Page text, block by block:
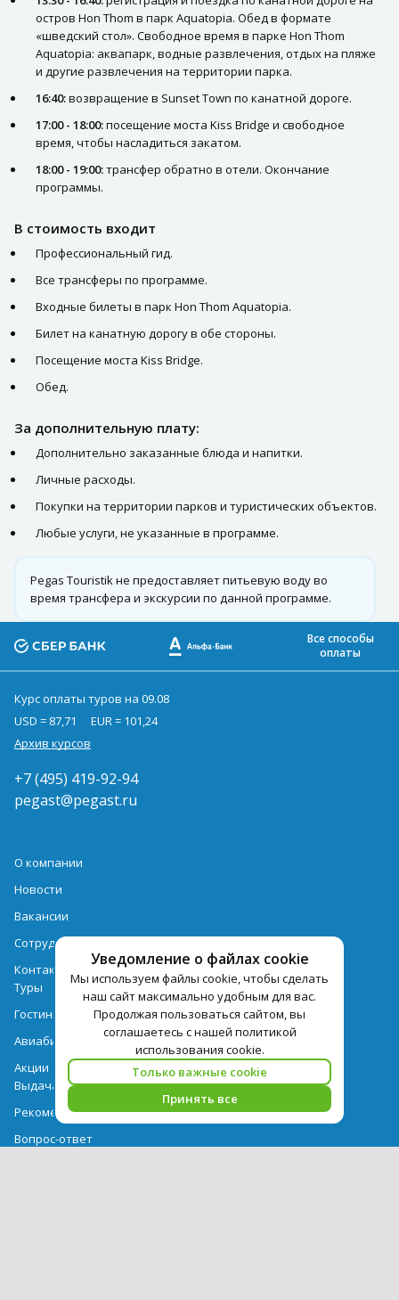
остров Hon Thom в парк Aquatopia. Обед в формате
«шведский стол». Свободное время в парке Hon Thom
Aquatopia: аквапарк, водные развлечения, отдых на пляже
и другие развлечения на территории парка.
16:40:возвращение в Sunset Town по канатной дороге.
17:00 - 18:00:посещение моста Kiss Bridge и свободное
время, чтобы насладиться закатом.
18:00 - 19:00:трансфер обратно в отели. Окончание
программы.
В стоимость входит
Профессиональный гид.
Все трансферы по программе.
Входные билеты в парк Hon Thom Aquatopia.
Билет на канатную дорогу в обе стороны.
Посещение моста Kiss Bridge.
Обед.
За дополнительную плату:
Дополнительно заказанные блюда и напитки.
Личные расходы.
Покупки на территории парков и туристических объектов.
Любые услуги, не указанные в программе.
Pegas Touristik не предоставляет питьевую воду во
время трансфера и экскурсии по данной программе.
Уведомление о файлах cookie
Мы используем файлы cookie, чтобы сделать
наш сайт максимально удобным для вас.
Продолжая пользоваться сайтом, вы
соглашаетесь с нашей политикой
использования cookie.
Только важные cookie
Принять все
Все способы
оплаты
Курс оплаты туров на 09.08
USD = 87,71
EUR = 101,24
Архив курсов
+7 (495) 419-92-94
pegast@pegast.ru
О компании
Новости
Вакансии
Сотрудничество
Контактная информация
Туры
Гостиницы
Авиабилеты
Акции
Выдача документов
Рекомендации
Вопрос-ответ